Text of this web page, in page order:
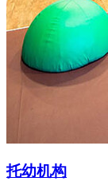
托幼机构